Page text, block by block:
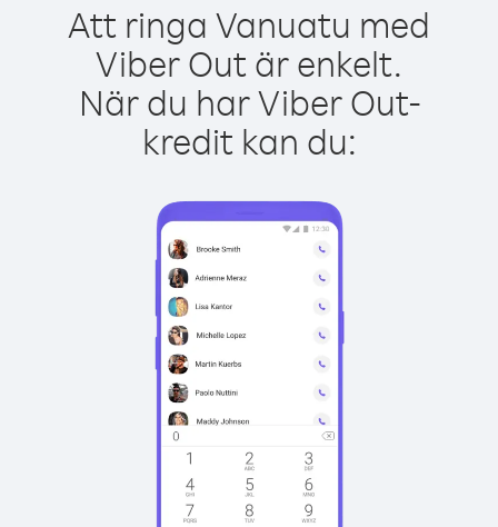
Att ringa Vanuatu med
Viber Out är enkelt.
När du har Viber Out-
kredit kan du: